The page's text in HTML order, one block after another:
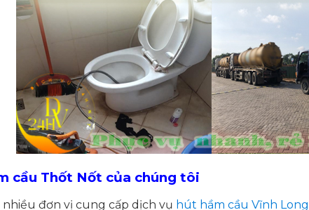
cầu Thốt Nốt của chúng tôi
đơn vị cung cấp dịch vụ hút hầm cầu Vĩnh Long